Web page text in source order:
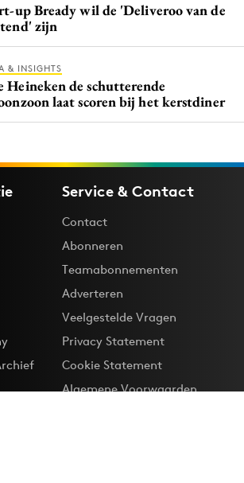
up Bready wil de 'Deliveroo van de
zijn
& INSIGHTS
Heineken de schutterende
laat scoren bij het kerstdiner
Service & Contact
Contact
Abonneren
Teamabonnementen
Adverteren
Veelgestelde Vragen
Privacy Statement
Cookie Statement
Algemene Voorwaarden